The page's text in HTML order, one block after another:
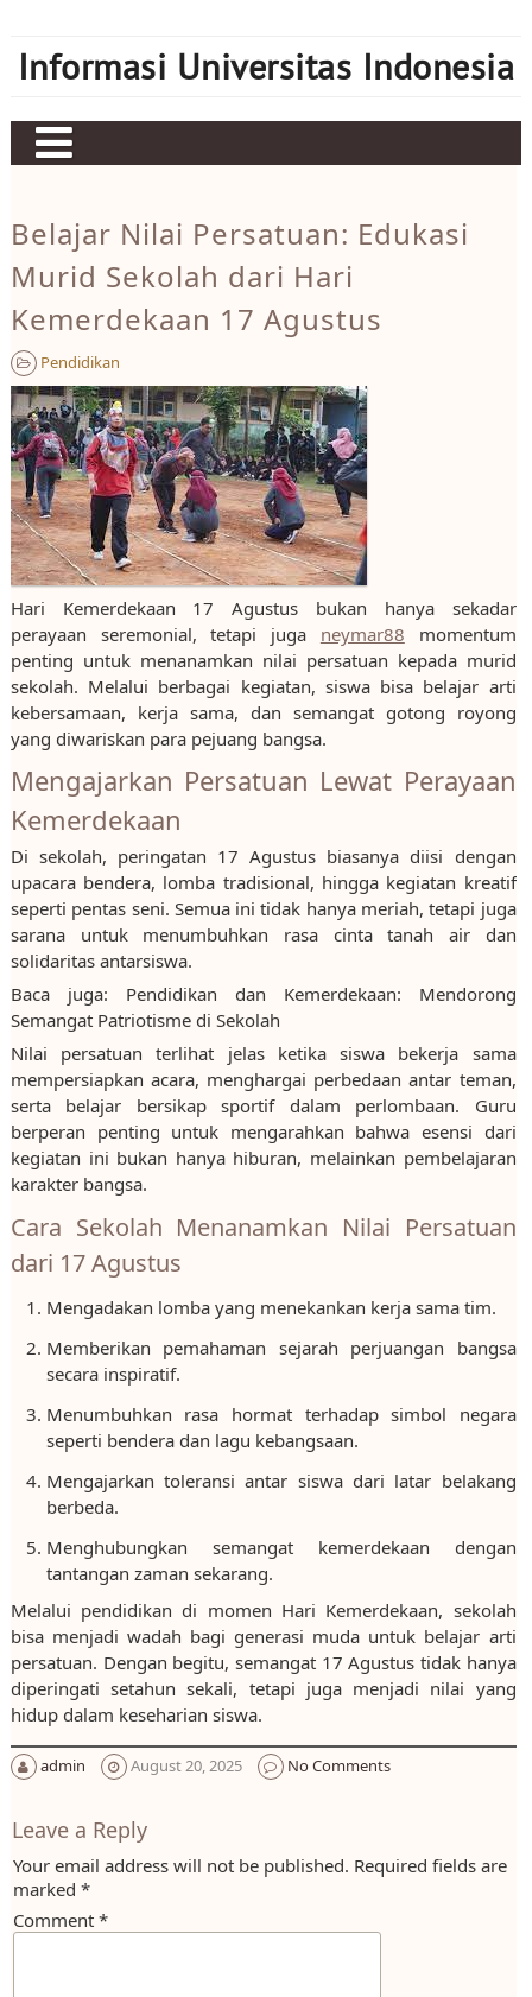
content
Informasi Universitas Indonesia
Judi bola
Sbobet
Mahjong Ways 2
Server Kamboja
Server Thailand
bonus new member
Belajar Nilai Persatuan: Edukasi
Murid Sekolah dari Hari
Kemerdekaan 17 Agustus
Pendidikan
Hari Kemerdekaan 17 Agustus bukan hanya sekadar
perayaan seremonial, tetapi juga neymar88 momentum
penting untuk menanamkan nilai persatuan kepada murid
sekolah. Melalui berbagai kegiatan, siswa bisa belajar arti
kebersamaan, kerja sama, dan semangat gotong royong
yang diwariskan para pejuang bangsa.
Mengajarkan Persatuan Lewat Perayaan
Kemerdekaan
Di sekolah, peringatan 17 Agustus biasanya diisi dengan
upacara bendera, lomba tradisional, hingga kegiatan kreatif
seperti pentas seni. Semua ini tidak hanya meriah, tetapi juga
sarana untuk menumbuhkan rasa cinta tanah air dan
solidaritas antarsiswa.
Baca juga: Pendidikan dan Kemerdekaan: Mendorong
Semangat Patriotisme di Sekolah
Nilai persatuan terlihat jelas ketika siswa bekerja sama
mempersiapkan acara, menghargai perbedaan antar teman,
serta belajar bersikap sportif dalam perlombaan. Guru
berperan penting untuk mengarahkan bahwa esensi dari
kegiatan ini bukan hanya hiburan, melainkan pembelajaran
karakter bangsa.
Cara Sekolah Menanamkan Nilai Persatuan
dari 17 Agustus
Mengadakan lomba yang menekankan kerja sama tim.
Memberikan pemahaman sejarah perjuangan bangsa
secara inspiratif.
Menumbuhkan rasa hormat terhadap simbol negara
seperti bendera dan lagu kebangsaan.
Mengajarkan toleransi antar siswa dari latar belakang
berbeda.
Menghubungkan semangat kemerdekaan dengan
tantangan zaman sekarang.
Melalui pendidikan di momen Hari Kemerdekaan, sekolah
bisa menjadi wadah bagi generasi muda untuk belajar arti
persatuan. Dengan begitu, semangat 17 Agustus tidak hanya
diperingati setahun sekali, tetapi juga menjadi nilai yang
hidup dalam keseharian siswa.
admin August 20, 2025 No Comments
Leave a Reply
Your email address will not be published. Required fields are
marked *
Comment *